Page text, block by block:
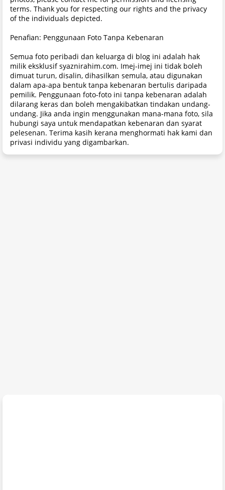
terms. Thank you for respecting our rights and the privacy
of the individuals depicted.
Penafian: Penggunaan Foto Tanpa Kebenaran
Semua foto peribadi dan keluarga di blog ini adalah hak
milik eksklusif syaznirahim.com. Imej-imej ini tidak boleh
dimuat turun, disalin, dihasilkan semula, atau digunakan
dalam apa-apa bentuk tanpa kebenaran bertulis daripada
pemilik. Penggunaan foto-foto ini tanpa kebenaran adalah
dilarang keras dan boleh mengakibatkan tindakan undang-
undang. Jika anda ingin menggunakan mana-mana foto, sila
hubungi saya untuk mendapatkan kebenaran dan syarat
pelesenan. Terima kasih kerana menghormati hak kami dan
privasi individu yang digambarkan.